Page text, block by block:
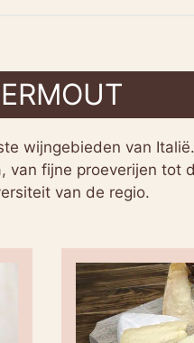
wijngebieden van
van fijne proeverijen
van de regio.